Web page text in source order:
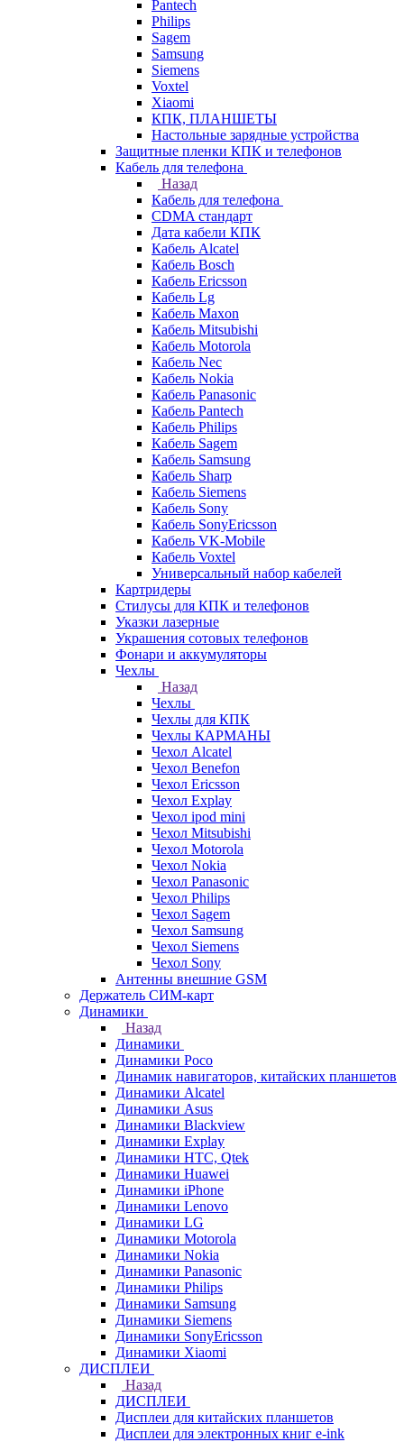
Pantech
Philips
Sagem
Samsung
Siemens
Voxtel
Xiaomi
КПК, ПЛАНШЕТЫ
Настольные зарядные устройства
Защитные пленки КПК и телефонов
Кабель для телефона
Назад
Кабель для телефона
CDMA стандарт
Дата кабели КПК
Кабель Alcatel
Кабель Bosch
Кабель Ericsson
Кабель Lg
Кабель Maxon
Кабель Mitsubishi
Кабель Motorola
Кабель Nec
Кабель Nokia
Кабель Panasonic
Кабель Pantech
Кабель Philips
Кабель Sagem
Кабель Samsung
Кабель Sharp
Кабель Siemens
Кабель Sony
Кабель SonyEricsson
Кабель VK-Mobile
Кабель Voxtel
Универсальный набор кабелей
Картридеры
Стилусы для КПК и телефонов
Указки лазерные
Украшения сотовых телефонов
Фонари и аккумуляторы
Чехлы
Назад
Чехлы
Чехлы для КПК
Чехлы КАРМАНЫ
Чехол Alcatel
Чехол Benefon
Чехол Ericsson
Чехол Explay
Чехол ipod mini
Чехол Mitsubishi
Чехол Motorola
Чехол Nokia
Чехол Panasonic
Чехол Philips
Чехол Sagem
Чехол Samsung
Чехол Siemens
Чехол Sony
Антенны внешние GSM
Держатель СИМ-карт
Динамики
Назад
Динамики
Динамики Poco
Динамик навигаторов, китайских планшетов
Динамики Alcatel
Динамики Asus
Динамики Blackview
Динамики Explay
Динамики HTC, Qtek
Динамики Huawei
Динамики iPhone
Динамики Lenovo
Динамики LG
Динамики Motorola
Динамики Nokia
Динамики Panasonic
Динамики Philips
Динамики Samsung
Динамики Siemens
Динамики SonyEricsson
Динамики Xiaomi
ДИСПЛЕИ
Назад
ДИСПЛЕИ
Дисплеи для китайских планшетов
Дисплеи для электронных книг e-ink